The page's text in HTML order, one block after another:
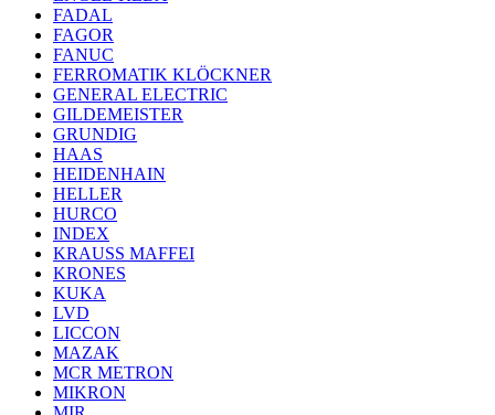
FADAL
FAGOR
FANUC
FERROMATIK KLÖCKNER
GENERAL ELECTRIC
GILDEMEISTER
GRUNDIG
HAAS
HEIDENHAIN
HELLER
HURCO
INDEX
KRAUSS MAFFEI
KRONES
KUKA
LVD
LICCON
MAZAK
MCR METRON
MIKRON